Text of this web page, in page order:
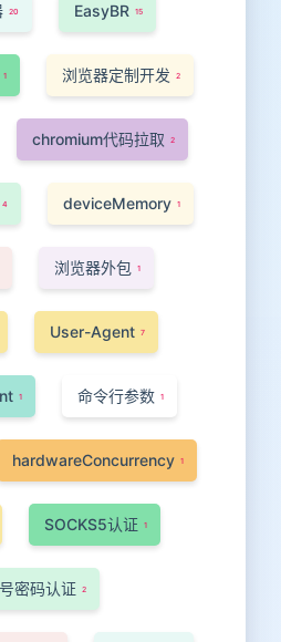
20 EasyBR 15
1 浏览器定制开发 2
chromium代码拉取 2
4 deviceMemory 1
浏览器外包 1
User-Agent 7
1 命令行参数 1
hardwareConcurrency 1
SOCKS5认证 1
密码认证 2